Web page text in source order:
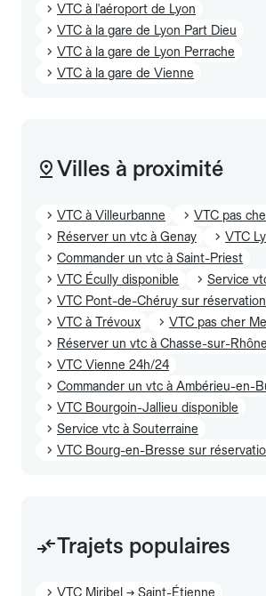
VTC à l'aéroport de Lyon
VTC à la gare de Lyon Part Dieu
VTC à la gare de Lyon Perrache
VTC à la gare de Vienne
Villes à proximité
VTC à Villeurbanne
VTC pas
Réserver un vtc à Genay
VTC
Commander un vtc à Saint-Priest
VTC Écully disponible
Service
VTC Pont-de-Chéruy sur réservation
VTC à Trévoux
VTC pas cher
Réserver un vtc à Chasse-sur-Rhône
VTC Vienne 24h/24
Commander un vtc à Ambérieu-en-
VTC Bourgoin-Jallieu disponible
Service vtc à Souterraine
VTC Bourg-en-Bresse sur
Trajets populaires
VTC Miribel → Saint-Étienne